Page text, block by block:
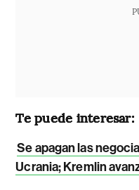
Te puede interesar:
Se apagan las
Ucrania; Kremlin